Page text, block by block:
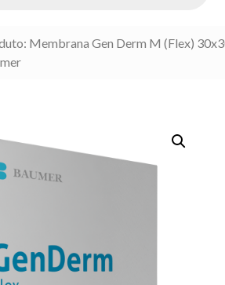
Membrana Gen Derm M (Flex)